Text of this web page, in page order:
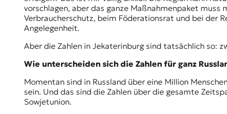
vorschlagen, aber das ganze Maßnahmenpaket
Verbraucherschutz, beim Föderationsrat und bei der
Angelegenheit.
Aber die Zahlen in Jekaterinburg sind tatsächlich so:
Wie unterscheiden sich die Zahlen für ganz
Momentan sind in Russland über eine Million
sein. Und das sind die Zahlen über die gesamte
Sowjetunion.